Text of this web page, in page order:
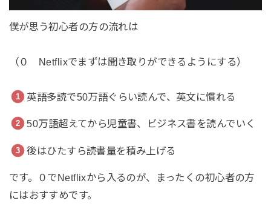
僕が思う初心者の方の流れは
（０ Netflixでまずは聞き取りができるようにする）
英語多読で50万語ぐらい読んで、英文に慣れる
50万語超えてから児童書、ビジネス書を読んでいく
後はひたすら読書量を積み上げる
です。０でNetflixから入るのが、まったくの初心者の方
にはおすすめです。